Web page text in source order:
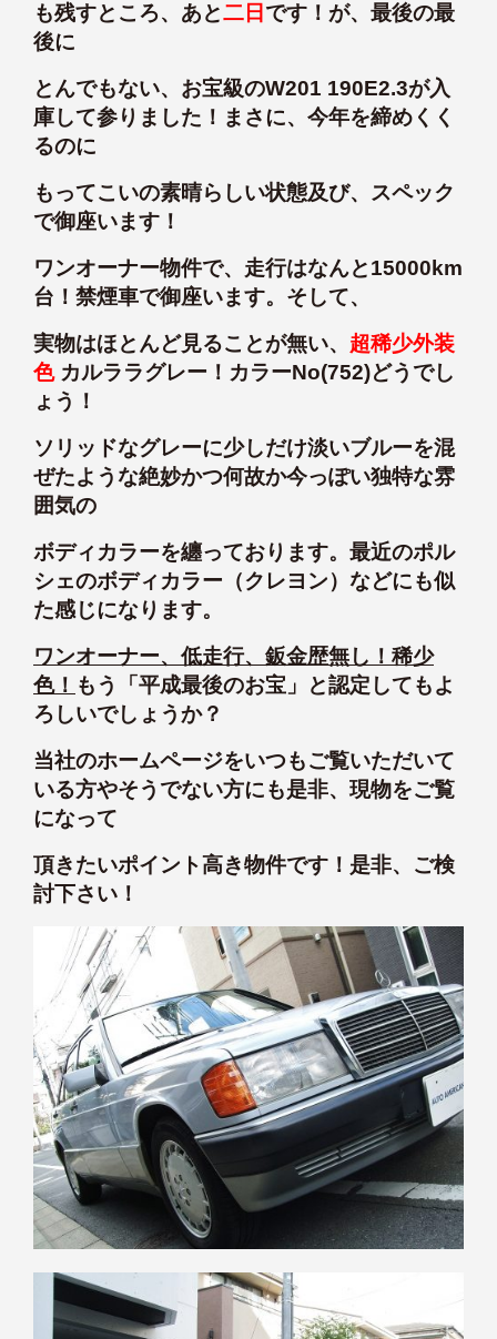
も残すところ、あと二日 です！が、最後の最
後に
とんでもない、お宝級のW201 190E2.3が入
庫して参りました！まさに、今年を締めくく
るのに
もってこいの素晴らしい状態及び、スペック
で御座います！
ワンオーナー物件で、走行はなんと15000km
台！禁煙車で御座います。そして、
実物はほとんど見ることが無い、 超稀少外装
色カルララグレー！カラーNo(752)どうでし
ょう！
ソリッドなグレーに少しだけ淡いブルーを混
ぜたような絶妙かつ何故か今っぽい独特な雰
囲気の
ボディカラーを纏っております。最近のポル
シェのボディカラー（クレヨン）などにも似
た感じになります。
ワンオーナー、低走行、鈑金歴無し！稀少
色！ もう「平成最後のお宝」と認定してもよ
ろしいでしょうか？
当社のホームページをいつもご覧いただいて
いる方やそうでない方にも是非、現物をご覧
になって
頂きたいポイント高き物件です！是非、ご検
討下さい！